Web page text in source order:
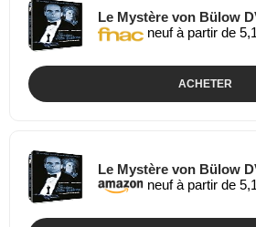
Le Mystère von Bülow
neuf à partir de
ACHETER
Le Mystère von Bülow
neuf à partir de